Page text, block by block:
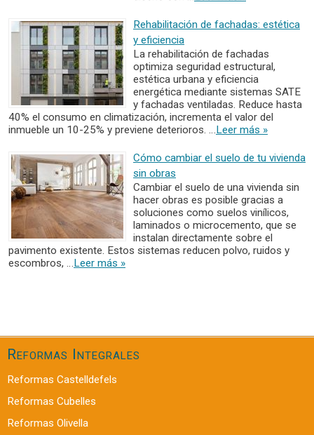
Rehabilitación de fachadas: estética
y eficiencia
La rehabilitación de fachadas
optimiza seguridad estructural,
estética urbana y eficiencia
energética mediante sistemas SATE
y fachadas ventiladas. Reduce hasta
40% el consumo en climatización, incrementa el valor del
inmueble un 10-25% y previene deterioros. …Leer más »
Cómo cambiar el suelo de tu vivienda
sin obras
Cambiar el suelo de una vivienda sin
hacer obras es posible gracias a
soluciones como suelos vinílicos,
laminados o microcemento, que se
instalan directamente sobre el
pavimento existente. Estos sistemas reducen polvo, ruidos y
escombros, …Leer más »
Reformas Integrales
Reformas Castelldefels
Reformas Cubelles
Reformas Olivella